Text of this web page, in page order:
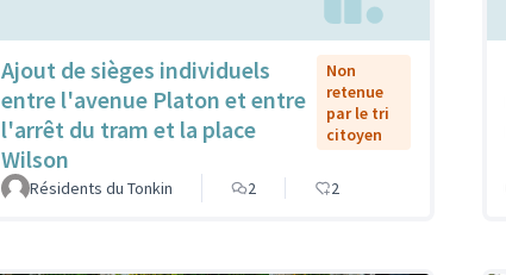
Ajout de sièges individuels
entre l'avenue Platon et entre
l'arrêt du tram et la place
Wilson
Non
retenue
par le tri
citoyen
Résidents du Tonkin 2 2